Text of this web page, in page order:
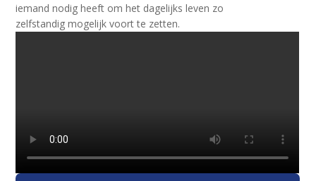
iemand nodig heeft om het dagelijks leven zo
zelfstandig mogelijk voort te zetten.